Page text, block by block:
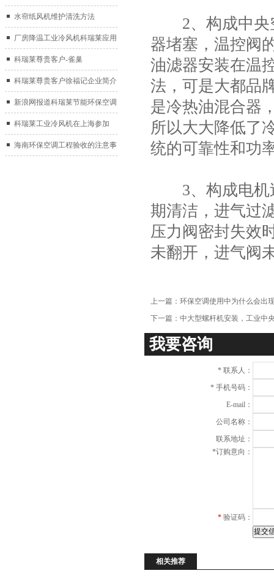
水帘纸风机维护清洗方法
厂房降温工业冷风机科瑞莱应用
于广州制鞋厂
科瑞莱尊贵客户-雀巢
科瑞莱尊贵客户徐福记企业简介
新浪网报道科瑞莱节能环保空调
扇
科瑞莱工业冷风机在上海参加
2017中国制冷展
海南环保空调工程验收的注意事
2、构成中央
器堵塞，温控阀
油滤器安装在温
法，可是大都品
是冷热油混合器
所以大大降低了
统的可靠性和功
3、构成电机
期清洁，进气过
压力阀密封失效
未翻开，进气阀
上一篇： 环保空调使用中为什么会出
下一篇： 中大型螺杆机安装，工业中
我要咨询
* 联系人：
* 手机号码：
E-mail：
公司名称：
联系地址：
*订购意向：
* 验证码：
相关推荐